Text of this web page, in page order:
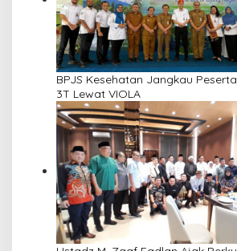
BPJS Kesehatan Jangkau
3T Lewat VIOLA